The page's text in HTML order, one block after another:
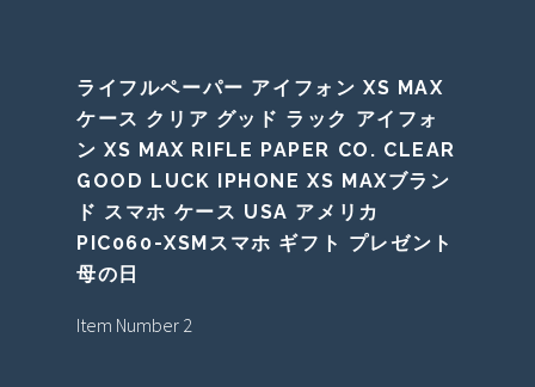
ライフルペーパー アイフォン XS MAX
ケース クリア グッド ラック アイフォ
ン XS MAX RIFLE PAPER CO. CLEAR
GOOD LUCK IPHONE XS MAXブラン
ド スマホ ケース USA アメリカ
PIC060-XSMスマホ ギフト プレゼント
母の日
Item Number 2